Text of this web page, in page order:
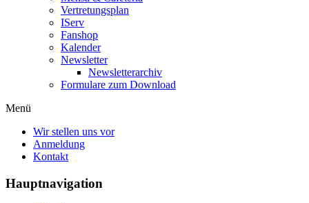
Vertretungsplan
IServ
Fanshop
Kalender
Newsletter
Newsletterarchiv
Formulare zum Download
Menü
Wir stellen uns vor
Anmeldung
Kontakt
Hauptnavigation